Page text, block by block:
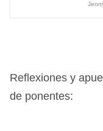
Reflexiones y
de ponentes: